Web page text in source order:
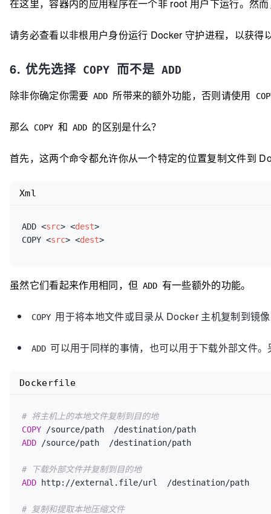
在这里，容器内的应用程序在一个非 root 用户下运行。然
请务必查看以非根用户身份运行 Docker 守护进程，以获
6. 优先选择 COPY 而不是 ADD
除非你确定你需要 ADD 所带来的额外功能，否则请使用
那么 COPY 和 ADD 的区别是什么？
首先，这两个命令都允许你从一个特定的位置复制文件到
ADD <src> <dest>
COPY <src> <dest>
Xml
虽然它们看起来作用相同，但 ADD 有一些额外的功能。
COPY 用于将本地文件或目录从 Docker 主机复制到镜
ADD 可以用于同样的事情，也可以用于下载外部文件
# 将主机上的本地文件复制到目的地
COPY /source/path  /destination/path
ADD /source/path  /destination/path
# 下载外部文件并复制到目的地
ADD http://external.file/url  /destination/path
# 复制和提取本地压缩文件
Dockerfile